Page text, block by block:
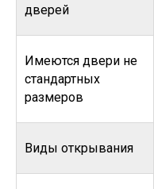
дверей
Имеются двери не
стандартных
размеров
Виды открывания